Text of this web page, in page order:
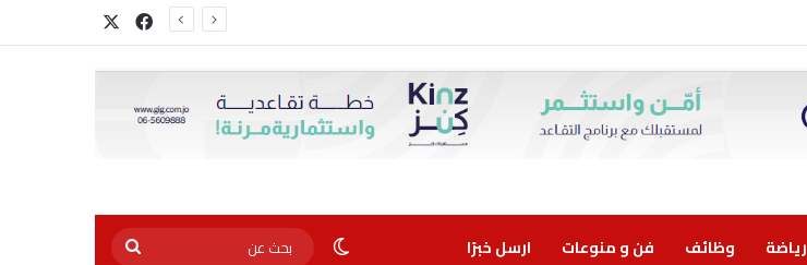
فيسبوك
رياضة وظائف فن و منوعات ارسل خبرًا الوضع المظلم
بحث